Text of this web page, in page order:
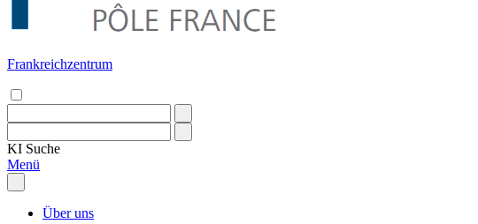
Frankreichzentrum
KI Suche
Menü
Über uns